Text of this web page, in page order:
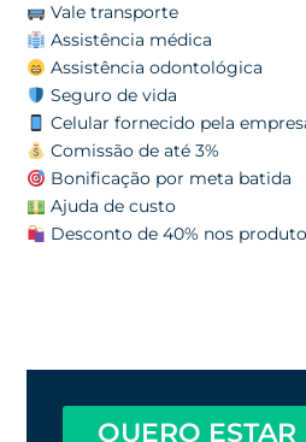
Vale transporte
Assistência médica
Assistência odontológica
Seguro de vida
Celular fornecido pela
Comissão de até 3%
Bonificação por meta batida
Ajuda de custo
Desconto de 40% nos
QUERO ESTAR